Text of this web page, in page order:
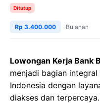
Ditutup
Rp 3.400.000 Bulanan
Lowongan Kerja Bank
menjadi bagian
Indonesia dengan
diakses dan